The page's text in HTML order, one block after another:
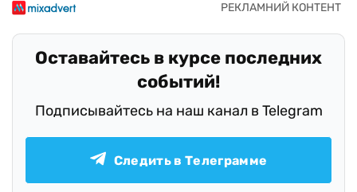
Оставайтесь в курсе последних
событий!
Подписывайтесь на наш канал в Telegram
Следить в Телеграмме